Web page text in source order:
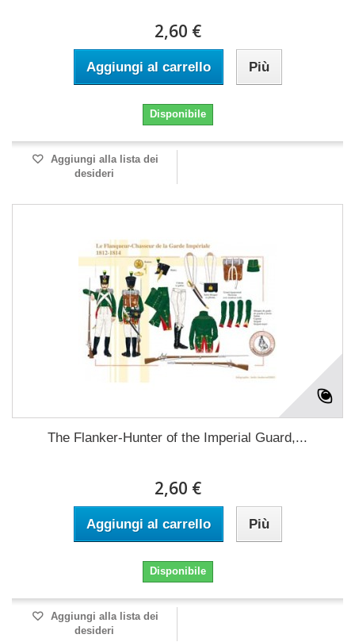
2,60 €
Aggiungi al carrello Più
Disponibile
Aggiungi alla lista dei
desideri
The Flanker-Hunter of the Imperial Guard,...
2,60 €
Aggiungi al carrello Più
Disponibile
Aggiungi alla lista dei
desideri